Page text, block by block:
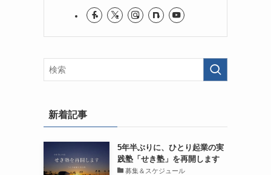
新着記事
5年半ぶりに、ひとり起業の実
践塾「せき塾」を再開します
募集＆スケジュール